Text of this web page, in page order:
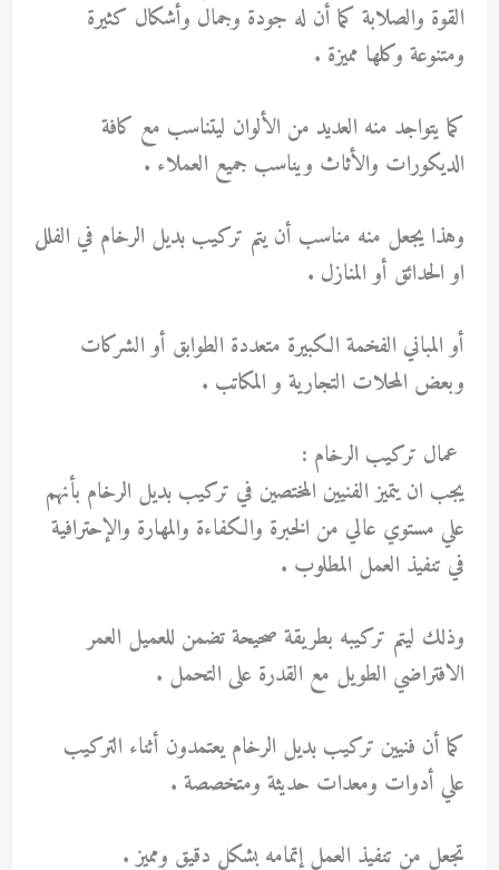
القوة والصلابة كما أن له جودة وجمال وأشكال كثيرة
ومتنوعة وكلها مميزة .
كما يتواجد منه العديد من الألوان ليتناسب مع كافة
الديكورات والأثاث ويناسب جميع العملاء .
وهذا يجعل منه مناسب أن يتم تركيب بديل الرخام في الفلل
او الحدائق أو المنازل .
أو المباني الفخمة الكبيرة متعددة الطوابق أو الشركات
وبعض المحلات التجارية و المكاتب .
عمال تركيب الرخام :
يجب ان يتميز الفنيين المختصين في تركيب بديل الرخام بأنهم
علي مستوي عالي من الخبرة والكفاءة والمهارة والإحترافية
في تنفيذ العمل المطلوب .
وذلك ليتم تركيبه بطريقة صحيحة تضمن للعميل العمر
الافتراضي الطويل مع القدرة على التحمل .
كما أن فنيين تركيب بديل الرخام يعتمدون أثناء التركيب
علي أدوات ومعدات حديثة ومتخصصة .
تجعل من تنفيذ العمل إتمامه بشكل دقيق ومميز .